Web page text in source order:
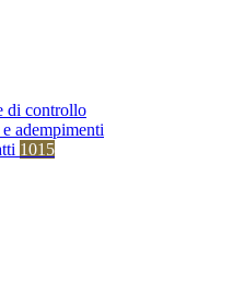
di controllo
adempimenti
1015